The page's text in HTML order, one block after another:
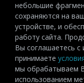
небольшие
сохраняются на вашем компьютере или мобильном
устройстве, и
работу сайта. Продолжая просматривать данный сайт,
Вы соглашаетесь
принимаете
мы обрабатываем
использованием